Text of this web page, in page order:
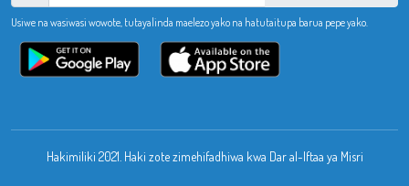
Usiwe na wasiwasi wowote, tutayalinda maelezo yako na hatutaitupa barua pepe yako.
Hakimiliki 2021. Haki zote zimehifadhiwa kwa Dar al-Iftaa ya Misri